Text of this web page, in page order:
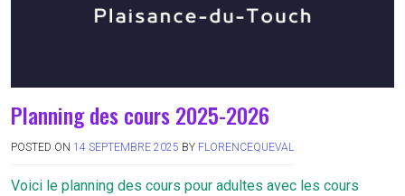
Planning des cours 2025-2026
POSTED ON 14 SEPTEMBRE 2025 BY FLORENCEQUEVAL
Voici le planning des cours pour adultes avec les cours